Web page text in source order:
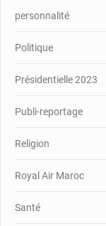
personnalité
Politique
Présidentielle 2023
Publi-reportage
Religion
Royal Air Maroc
Santé